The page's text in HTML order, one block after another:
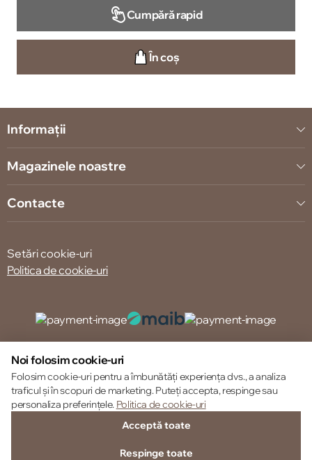
Cumpără rapid
În coș
Informații
Magazinele noastre
Contacte
Setări cookie-uri
Politica de cookie-uri
© 2013 – 2026 ECOM
Noi folosim cookie-uri
Folosim cookie-uri pentru a îmbunătăți experiența dvs., a analiza
traficul și în scopuri de marketing. Puteți accepta, respinge sau
personaliza preferințele. Politica de cookie-uri
Acceptă toate
Respinge toate